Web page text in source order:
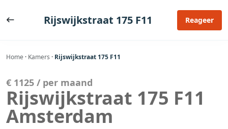
naar
Rijswijkstraat 175 F11 Reageer
Home · Kamers · Rijswijkstraat 175 F11
€ 1125 / per maand
Rijswijkstraat 175 F11
Amsterdam